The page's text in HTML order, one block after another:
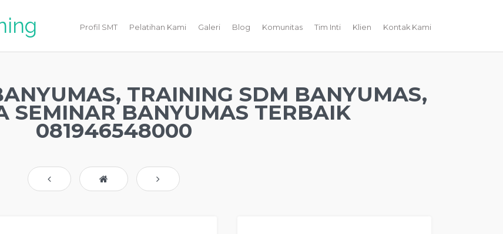
Profil SMT Pelatihan Kami Galeri Blog Komunitas Tim Inti Klien Kontak Kami
TRAINING SDM BANYUMAS,
SEMINAR BANYUMAS TERBAIK
081946548000